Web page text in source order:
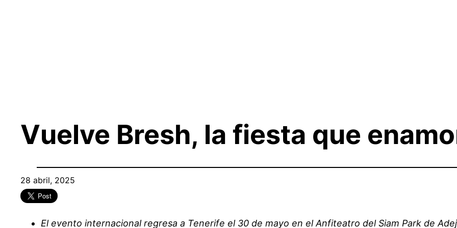
Vuelve Bresh, la fiesta que
28 abril, 2025
El evento internacional regresa a Tenerife el 30 de mayo en el Anfiteatro del Siam Park de